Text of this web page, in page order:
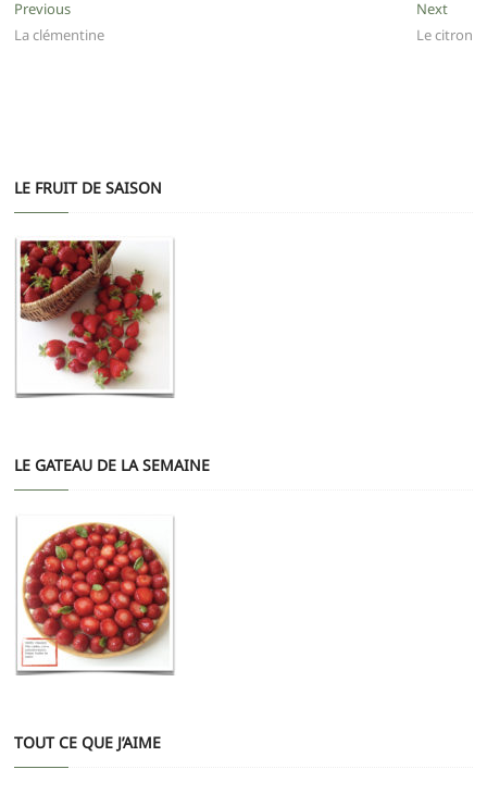
Navigation
de
PreviousPrevious
post:
La clémentine
NextNext
post:
Le citron
LE FRUIT DE SAISON
LE GATEAU DE LA SEMAINE
TOUT CE QUE J’AIME